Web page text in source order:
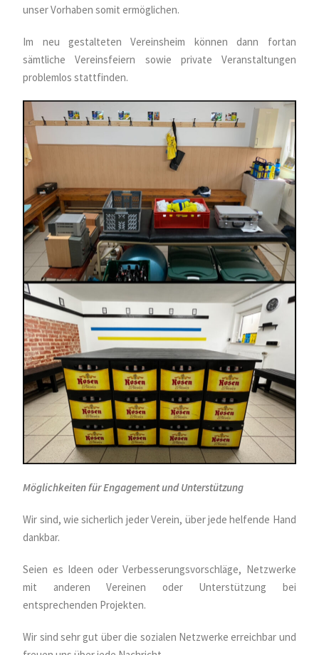
unser Vorhaben somit ermöglichen.
Im neu gestalteten Vereinsheim können dann fortan
sämtliche Vereinsfeiern sowie private Veranstaltungen
problemlos stattfinden.
Möglichkeiten für Engagement und Unterstützung
Wir sind, wie sicherlich jeder Verein, über jede helfende Hand
dankbar.
Seien es Ideen oder Verbesserungsvorschläge, Netzwerke
mit anderen Vereinen oder Unterstützung bei
entsprechenden Projekten.
Wir sind sehr gut über die sozialen Netzwerke erreichbar und